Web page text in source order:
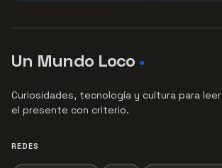
Un Mundo Loco ●
Curiosidades, tecnología y cultura para leer
el presente con criterio.
REDES